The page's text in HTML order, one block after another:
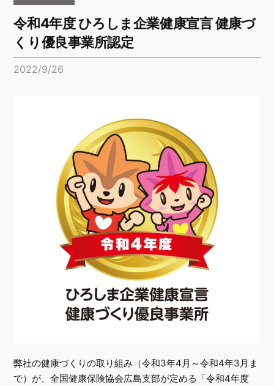
令和4年度 ひろしま企業健康宣言 健康づ
くり優良事業所認定
2022/9/26
弊社の健康づくりの取り組み（令和3年4月～令和4年3月ま
で）が、全国健康保険協会広島支部が定める「令和4年度